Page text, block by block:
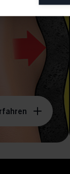
to allow
cookies, you